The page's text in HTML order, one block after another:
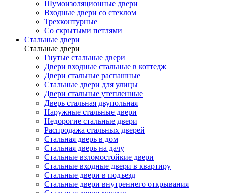
Шумоизоляционные двери
Входные двери со стеклом
Трехконтурные
Со скрытыми петлями
Стальные двери
Стальные двери
Гнутые стальные двери
Двери входные стальные в коттедж
Двери стальные распашные
Стальные двери для улицы
Двери стальные утепленные
Дверь стальная двупольная
Наружные стальные двери
Недорогие стальные двери
Распродажа стальных дверей
Стальная дверь в дом
Стальная дверь на дачу
Стальные взломостойкие двери
Стальные входные двери в квартиру
Стальные двери в подъезд
Стальные двери внутреннего открывания